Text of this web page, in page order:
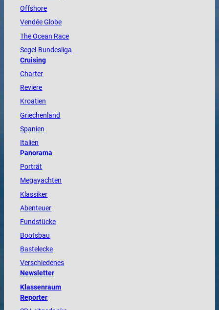
Offshore
VendéeGlobe
TheOcean Race
Segel-Bundesliga
Cruising
Charter
Reviere
Kroatien
Griechenland
Spanien
Italien
Panorama
Porträt
Megayachten
Klassiker
Abenteuer
Fundstücke
Bootsbau
Bastelecke
Verschiedenes
Newsletter
Klassenraum
Reporter